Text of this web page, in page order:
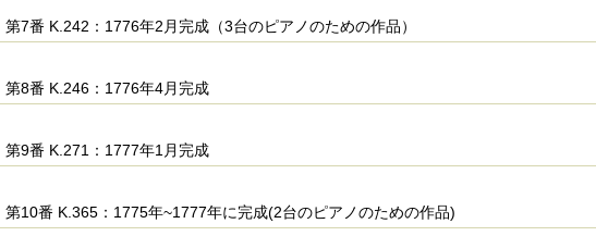
第7番 K.242：1776年2月完成（3台のピアノのための作品）
第8番 K.246：1776年4月完成
第9番 K.271：1777年1月完成
第10番 K.365：1775年~1777年に完成(2台のピアノのための作品)